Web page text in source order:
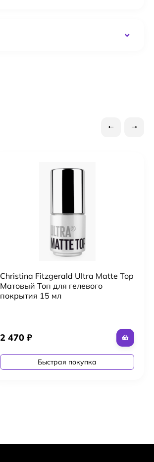
Christina Fitzgerald Ultra Matte Top
Матовый Топ для гелевого
покрытия 15 мл
2 470 ₽
Быстрая покупка